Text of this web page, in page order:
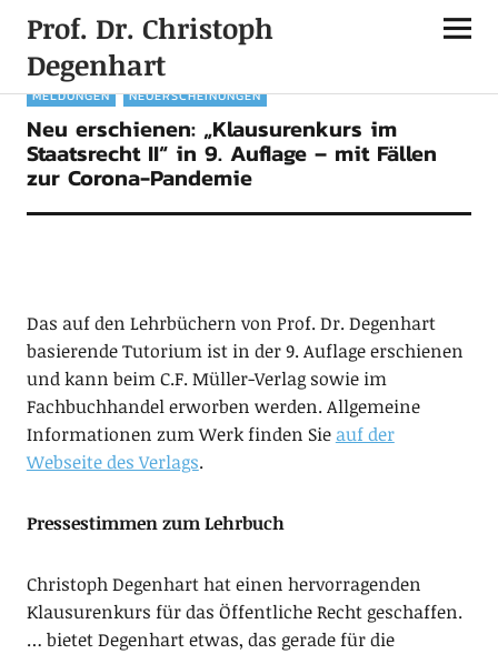
Prof. Dr. Christoph
Degenhart
MELDUNGEN NEUERSCHEINUNGEN
Neu erschienen: „Klausurenkurs im
Staatsrecht II“ in 9. Auflage – mit Fällen
zur Corona-Pandemie
Das auf den Lehrbüchern von Prof. Dr. Degenhart
basierende Tutorium ist in der 9. Auflage erschienen
und kann beim C.F. Müller-Verlag sowie im
Fachbuchhandel erworben werden. Allgemeine
Informationen zum Werk finden Sie auf der
Webseite des Verlags.
Pressestimmen zum Lehrbuch
Christoph Degenhart hat einen hervorragenden
Klausurenkurs für das Öffentliche Recht geschaffen.
… bietet Degenhart etwas, das gerade für die